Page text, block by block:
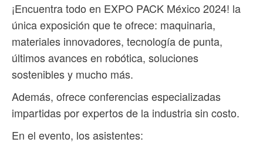
¡Encuentra todo en EXPO PACK México 2024! la
única exposición que te ofrece: maquinaria,
materiales innovadores, tecnología de punta,
últimos avances en robótica, soluciones
sostenibles y mucho más.
Además, ofrece conferencias especializadas
impartidas por expertos de la industria sin costo.
En el evento, los asistentes: